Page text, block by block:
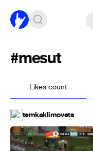
#mesut
Likes count
temkaklimovets